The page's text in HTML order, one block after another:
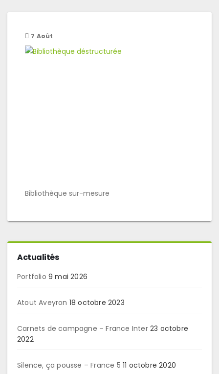
7 Août
Bibliothèque sur-mesure
Actualités
Portfolio 9 mai 2026
Atout Aveyron 18 octobre 2023
Carnets de campagne – France Inter 23 octobre
2022
Silence, ça pousse – France 5 11 octobre 2020